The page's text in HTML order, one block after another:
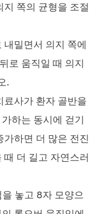
쪽의 균형을 조절
내밀면서 의지 쪽에
로 움직일 때 의지
.
료사가 환자 골반을
하는 동시에 걷기
하면 더 많은 전진
더 길고 자연스러
놓고 8자 모양으